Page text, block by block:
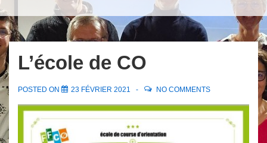
Main
Navigation
L’école de CO
POSTED ON 23 FÉVRIER 2021 NO COMMENTS